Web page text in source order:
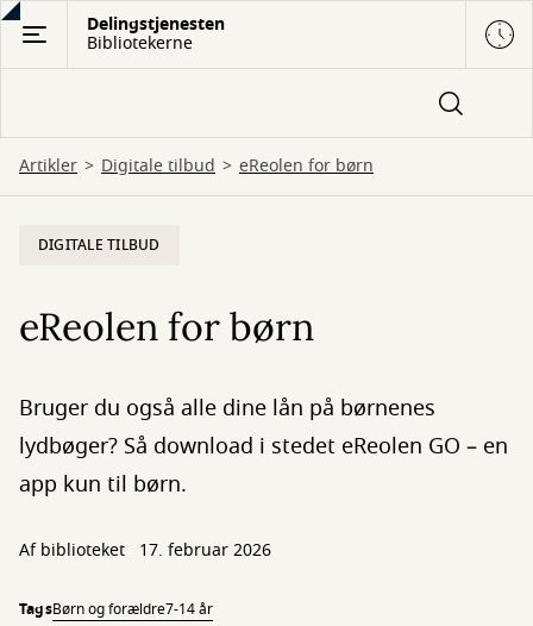
Gå
hovedindhold
Delingstjenesten
Bibliotekerne
Artikler Digitale tilbud eReolen for børn
DIGITALE TILBUD
eReolen for børn
Bruger du også alle dine lån på børnenes
lydbøger? Så download i stedet eReolen GO – en
app kun til børn.
Af biblioteket 17. februar 2026
TagsBørn og forældre7-14 år